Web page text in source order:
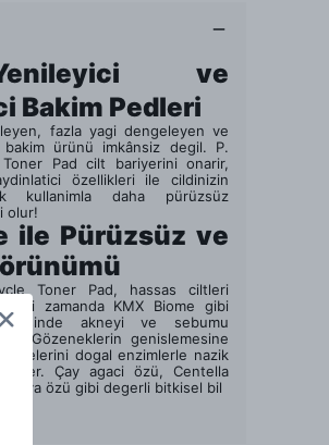
ve
Bakim Pedleri
fazla yagi dengeleyen ve
ürünü imkânsiz degil. P.
Pad cilt bariyerini onarir,
özellikleri ile cildinizin
kullanimla daha pürüzsüz
olur!
ile Pürüzsüz ve
Toner Pad, hassas ciltleri
ayni zamanda KMX Biome gibi
akneyi ve sebumu
Gözeneklerin genislemesine
dogal enzimlerle nazik
Çay agaci özü, Centella
özü gibi degerli bitkisel bil